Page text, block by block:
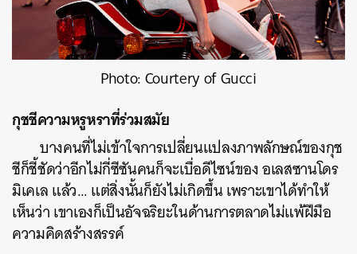
Photo: Courtery of Gucci
กุชชีความหรูหราที่ร่วมสมัย
บางคนที่ไม่เข้าใจการเปลี่ยนแปลงภาพลักษณ์ของกุช
ชีก็ชี้ชัดว่าอีกไม่กี่ซีซันคนก็จะเบื่อดีไซน์ของ อเลสซานโดร
มิเคเล แล้ว… แต่สิ่งนั้นก็ยังไม่เกิดขึ้น เพราะเขาได้ทำให้
เห็นว่า เขาเองก็เป็นอัจฉริยะในด้านการตลาดไม่แพ้ฝีมือ
ความคิดสร้างสรรค์